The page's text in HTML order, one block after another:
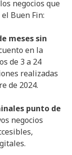
negocios que
Buen Fin:
meses sin
en la
de 3 a 24
realizadas
de 2024.
punto de
negocios